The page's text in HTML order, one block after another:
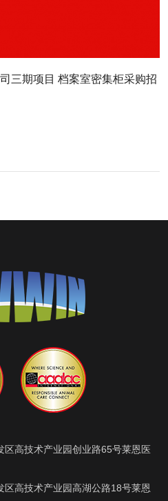
三期项目 档案室密集柜采购招
区高技术产业园创业路65号莱恩医
区高技术产业园高湖公路18号莱恩